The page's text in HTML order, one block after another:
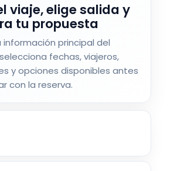
viaje, elige salida y
tu propuesta
información principal del
fechas, viajeros,
y opciones disponibles antes
con la reserva.